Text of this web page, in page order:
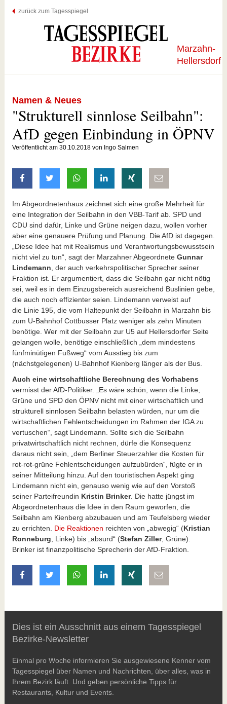
zurück zum Tagesspiegel
Marzahn-
Hellersdorf
Namen & Neues
"Strukturell sinnlose Seilbahn":
AfD gegen Einbindung in ÖPNV
Veröffentlicht am 30.10.2018 von Ingo Salmen
auf Facebook teilen
auf Twitter teilenmit Whatsapp teilen
auf LinkedIn teilen
auf Xing teilen
Im Abgeordnetenhaus zeichnet sich eine große Mehrheit für
eine Integration der Seilbahn in den VBB-Tarif ab. SPD und
CDU sind dafür, Linke und Grüne neigen dazu, wollen vorher
aber eine genauere Prüfung und Planung. Die AfD ist dagegen.
„Diese Idee hat mit Realismus und Verantwortungsbewusstsein
nicht viel zu tun“, sagt der Marzahner Abgeordnete Gunnar
Lindemann , der auch verkehrspolitischer Sprecher seiner
Fraktion ist. Er argumentiert, dass die Seilbahn gar nicht nötig
sei, weil es in dem Einzugsbereich ausreichend Buslinien gebe,
die auch noch effizienter seien. Lindemann verweist auf
die Linie 195, die vom Haltepunkt der Seilbahn in Marzahn bis
zum U-Bahnhof Cottbusser Platz weniger als zehn Minuten
benötige. Wer mit der Seilbahn zur U5 auf Hellersdorfer Seite
gelangen wolle, benötige einschließlich „dem mindestens
fünfminütigen Fußweg“ vom Ausstieg bis zum
(nächstgelegenen) U-Bahnhof Kienberg länger als der Bus.
Auch eine wirtschaftliche Berechnung des Vorhabens
vermisst der AfD-Politiker. „Es wäre schön, wenn die Linke,
Grüne und SPD den ÖPNV nicht mit einer wirtschaftlich und
strukturell sinnlosen Seilbahn belasten würden, nur um die
wirtschaftlichen Fehlentscheidungen im Rahmen der IGA zu
vertuschen“, sagt Lindemann. Sollte sich die Seilbahn
privatwirtschaftlich nicht rechnen, dürfe die Konsequenz
daraus nicht sein, „dem Berliner Steuerzahler die Kosten für
rot-rot-grüne Fehlentscheidungen aufzubürden“, fügte er in
seiner Mitteilung hinzu. Auf den touristischen Aspekt ging
Lindemann nicht ein, genauso wenig wie auf den Vorstoß
seiner Parteifreundin Kristin Brinker. Die hatte jüngst im
Abgeordnetenhaus die Idee in den Raum geworfen, die
Seilbahn am Kienberg abzubauen und am Teufelsberg wieder
zu errichten. Die Reaktionen reichten von „abwegig“ (Kristian
Ronneburg , Linke) bis „absurd“ (Stefan Ziller, Grüne).
Brinker ist finanzpolitische Sprecherin der AfD-Fraktion.
auf Facebook teilen
auf Twitter teilenmit Whatsapp teilen
auf LinkedIn teilen
auf Xing teilen
Dies ist ein Ausschnitt aus einem Tagesspiegel
Bezirke-Newsletter
Einmal pro Woche informieren Sie ausgewiesene Kenner vom
Tagesspiegel über Namen und Nachrichten, über alles, was in
Ihrem Bezirk läuft. Und geben persönliche Tipps für
Restaurants, Kultur und Events.